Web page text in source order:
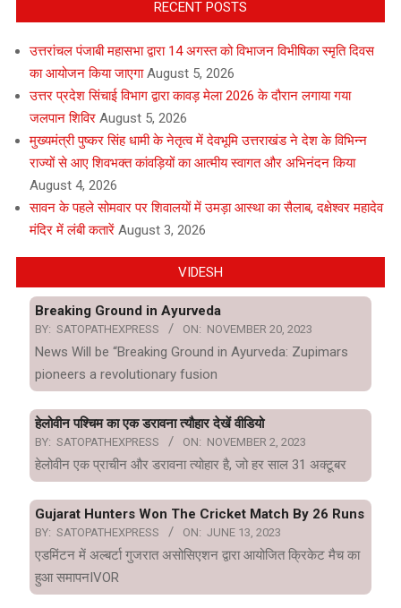
RECENT POSTS
उत्तरांचल पंजाबी महासभा द्वारा 14 अगस्त को विभाजन विभीषिका स्मृति दिवस
का आयोजन किया जाएगा August 5, 2026
उत्तर प्रदेश सिंचाई विभाग द्वारा कावड़ मेला 2026 के दौरान लगाया गया
जलपान शिविर August 5, 2026
मुख्यमंत्री पुष्कर सिंह धामी के नेतृत्व में देवभूमि उत्तराखंड ने देश के विभिन्न
राज्यों से आए शिवभक्त कांवड़ियों का आत्मीय स्वागत और अभिनंदन किया
August 4, 2026
सावन के पहले सोमवार पर शिवालयों में उमड़ा आस्था का सैलाब, दक्षेश्वर महादेव
मंदिर में लंबी कतारें August 3, 2026
VIDESH
Breaking Ground in Ayurveda
BY: SATOPATHEXPRESS ON: NOVEMBER 20, 2023
News Will be “Breaking Ground in Ayurveda: Zupimars
pioneers a revolutionary fusion
हेलोवीन पश्चिम का एक डरावना त्यौहार देखें वीडियो
BY: SATOPATHEXPRESS ON: NOVEMBER 2, 2023
हेलोवीन एक प्राचीन और डरावना त्योहार है, जो हर साल 31 अक्टूबर
Gujarat Hunters Won The Cricket Match By 26 Runs
BY: SATOPATHEXPRESS ON: JUNE 13, 2023
एडमिंटन में अल्बर्टा गुजरात असोसिएशन द्वारा आयोजित क्रिकेट मैच का
हुआ समापनIVOR